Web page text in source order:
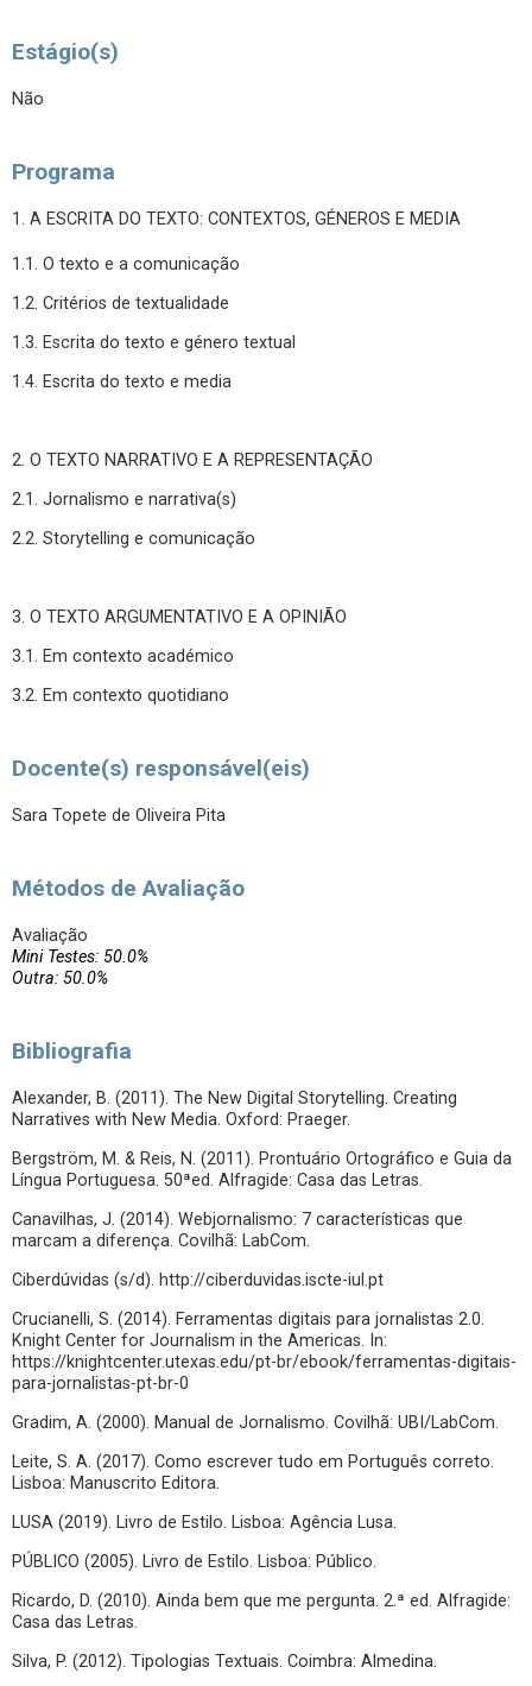
Estágio(s)
Não
Programa
1. A ESCRITA DO TEXTO: CONTEXTOS, GÉNEROS E MEDIA
1.1. O texto e a comunicação
1.2. Critérios de textualidade
1.3. Escrita do texto e género textual
1.4. Escrita do texto e media
2. O TEXTO NARRATIVO E A REPRESENTAÇÃO
2.1. Jornalismo e narrativa(s)
2.2. Storytelling e comunicação
3. O TEXTO ARGUMENTATIVO E A OPINIÃO
3.1. Em contexto académico
3.2. Em contexto quotidiano
Docente(s) responsável(eis)
Sara Topete de Oliveira Pita
Métodos de Avaliação
Avaliação
Mini Testes: 50.0%
Outra: 50.0%
Bibliografia
Alexander, B. (2011). The New Digital Storytelling. Creating
Narratives with New Media. Oxford: Praeger.
Bergström, M. & Reis, N. (2011). Prontuário Ortográfico e Guia da
Língua Portuguesa. 50ªed. Alfragide: Casa das Letras.
Canavilhas, J. (2014). Webjornalismo: 7 características que
marcam a diferença. Covilhã: LabCom.
Ciberdúvidas (s/d). http://ciberduvidas.iscte-iul.pt
Crucianelli, S. (2014). Ferramentas digitais para jornalistas 2.0.
Knight Center for Journalism in the Americas. In:
https://knightcenter.utexas.edu/pt-br/ebook/ferramentas-digitais-
para-jornalistas-pt-br-0
Gradim, A. (2000). Manual de Jornalismo. Covilhã: UBI/LabCom.
Leite, S. A. (2017). Como escrever tudo em Português correto.
Lisboa: Manuscrito Editora.
LUSA (2019). Livro de Estilo. Lisboa: Agência Lusa.
PÚBLICO (2005). Livro de Estilo. Lisboa: Público.
Ricardo, D. (2010). Ainda bem que me pergunta. 2.ª ed. Alfragide:
Casa das Letras.
Silva, P. (2012). Tipologias Textuais. Coimbra: Almedina.